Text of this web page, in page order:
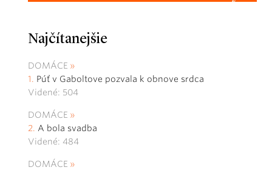
Najčítanejšie
DOMÁCE
Púť v Gaboltove pozvala k obnove srdca
Videné: 504
DOMÁCE
A bola svadba
Videné: 484
DOMÁCE